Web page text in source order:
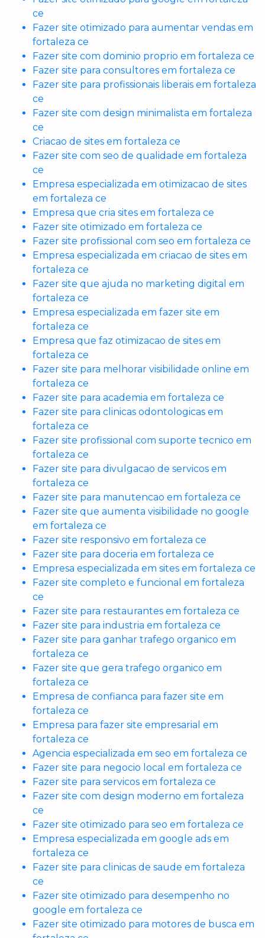
ce
Fazer site otimizado para aumentar vendas em
fortaleza ce
Fazer site com dominio proprio em fortaleza ce
Fazer site para consultores em fortaleza ce
Fazer site para profissionais liberais em fortaleza
ce
Fazer site com design minimalista em fortaleza
ce
Criacao de sites em fortaleza ce
Fazer site com seo de qualidade em fortaleza
ce
Empresa especializada em otimizacao de sites
em fortaleza ce
Empresa que cria sites em fortaleza ce
Fazer site otimizado em fortaleza ce
Fazer site profissional com seo em fortaleza ce
Empresa especializada em criacao de sites em
fortaleza ce
Fazer site que ajuda no marketing digital em
fortaleza ce
Empresa especializada em fazer site em
fortaleza ce
Empresa que faz otimizacao de sites em
fortaleza ce
Fazer site para melhorar visibilidade online em
fortaleza ce
Fazer site para academia em fortaleza ce
Fazer site para clinicas odontologicas em
fortaleza ce
Fazer site profissional com suporte tecnico em
fortaleza ce
Fazer site para divulgacao de servicos em
fortaleza ce
Fazer site para manutencao em fortaleza ce
Fazer site que aumenta visibilidade no google
em fortaleza ce
Fazer site responsivo em fortaleza ce
Fazer site para doceria em fortaleza ce
Empresa especializada em sites em fortaleza ce
Fazer site completo e funcional em fortaleza
ce
Fazer site para restaurantes em fortaleza ce
Fazer site para industria em fortaleza ce
Fazer site para ganhar trafego organico em
fortaleza ce
Fazer site que gera trafego organico em
fortaleza ce
Empresa de confianca para fazer site em
fortaleza ce
Empresa para fazer site empresarial em
fortaleza ce
Agencia especializada em seo em fortaleza ce
Fazer site para negocio local em fortaleza ce
Fazer site para servicos em fortaleza ce
Fazer site com design moderno em fortaleza
ce
Fazer site otimizado para seo em fortaleza ce
Empresa especializada em google ads em
fortaleza ce
Fazer site para clinicas de saude em fortaleza
ce
Fazer site otimizado para desempenho no
google em fortaleza ce
Fazer site otimizado para motores de busca em